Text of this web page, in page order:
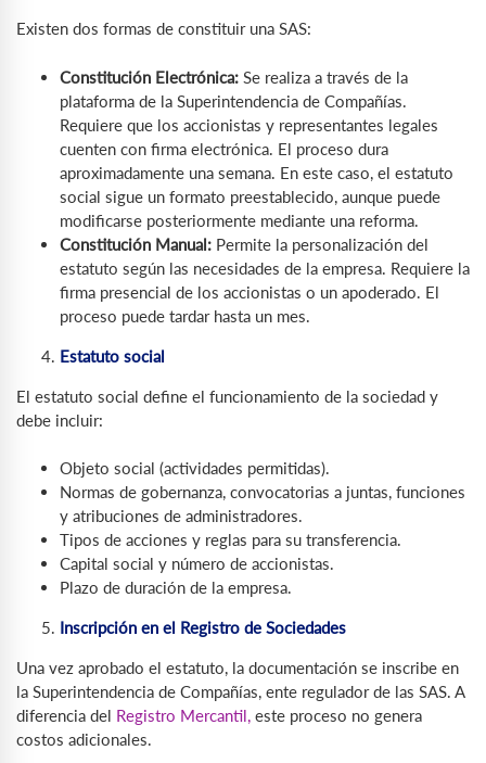
Existen dos formas de constituir una SAS:
Constitución Electrónica: Se realiza a través de la
plataforma de la Superintendencia de Compañías.
Requiere que los accionistas y representantes legales
cuenten con firma electrónica. El proceso dura
aproximadamente una semana. En este caso, el estatuto
social sigue un formato preestablecido, aunque puede
modificarse posteriormente mediante una reforma.
Constitución Manual: Permite la personalización del
estatuto según las necesidades de la empresa. Requiere la
firma presencial de los accionistas o un apoderado. El
proceso puede tardar hasta un mes.
Estatuto social
El estatuto social define el funcionamiento de la sociedad y
debe incluir:
Objeto social (actividades permitidas).
Normas de gobernanza, convocatorias a juntas, funciones
y atribuciones de administradores.
Tipos de acciones y reglas para su transferencia.
Capital social y número de accionistas.
Plazo de duración de la empresa.
Inscripción en el Registro de Sociedades
Una vez aprobado el estatuto, la documentación se inscribe en
la Superintendencia de Compañías, ente regulador de las SAS. A
diferencia del Registro Mercantil, este proceso no genera
costos adicionales.